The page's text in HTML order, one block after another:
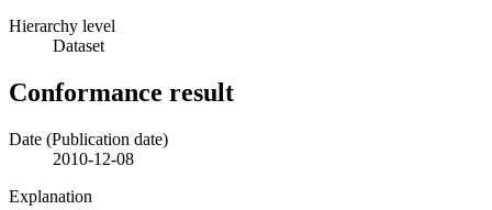
Hierarchy level
Dataset
Conformance result
Date (Publication date)
2010-12-08
Explanation